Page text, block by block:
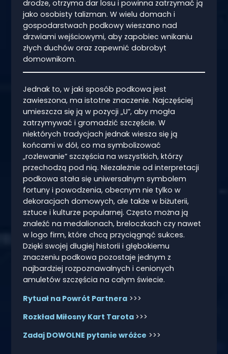
drodze, otrzyma dar losu i powinna zatrzymać ją
jako osobisty talizman. W wielu domach i
gospodarstwach podkowy wieszano nad
drzwiami wejściowymi, aby zapobiec wnikaniu
złych duchów oraz zapewnić dobrobyt
domownikom.
Jednak to, w jaki sposób podkowa jest
zawieszona, ma istotne znaczenie. Najczęściej
umieszcza się ją w pozycji „U”, aby mogła
zatrzymywać i gromadzić szczęście. W
niektórych tradycjach jednak wiesza się ją
końcami w dół, co ma symbolizować
„rozlewanie” szczęścia na wszystkich, którzy
przechodzą pod nią. Niezależnie od interpretacji
podkowa stała się uniwersalnym symbolem
fortuny i powodzenia, obecnym nie tylko w
dekoracjach domowych, ale także w biżuterii,
sztuce i kulturze popularnej. Często można ją
znaleźć na medalionach, breloczkach czy nawet
w logo firm, które chcą przyciągnąć sukces.
Dzięki swojej długiej historii i głębokiemu
znaczeniu podkowa pozostaje jednym z
najbardziej rozpoznawalnych i cenionych
amuletów szczęścia na całym świecie.
Rytuał na Powrót Partnera>>>
Rozkład Miłosny Kart Tarota >>>
Zadaj DOWOLNE pytanie wróżce >>>